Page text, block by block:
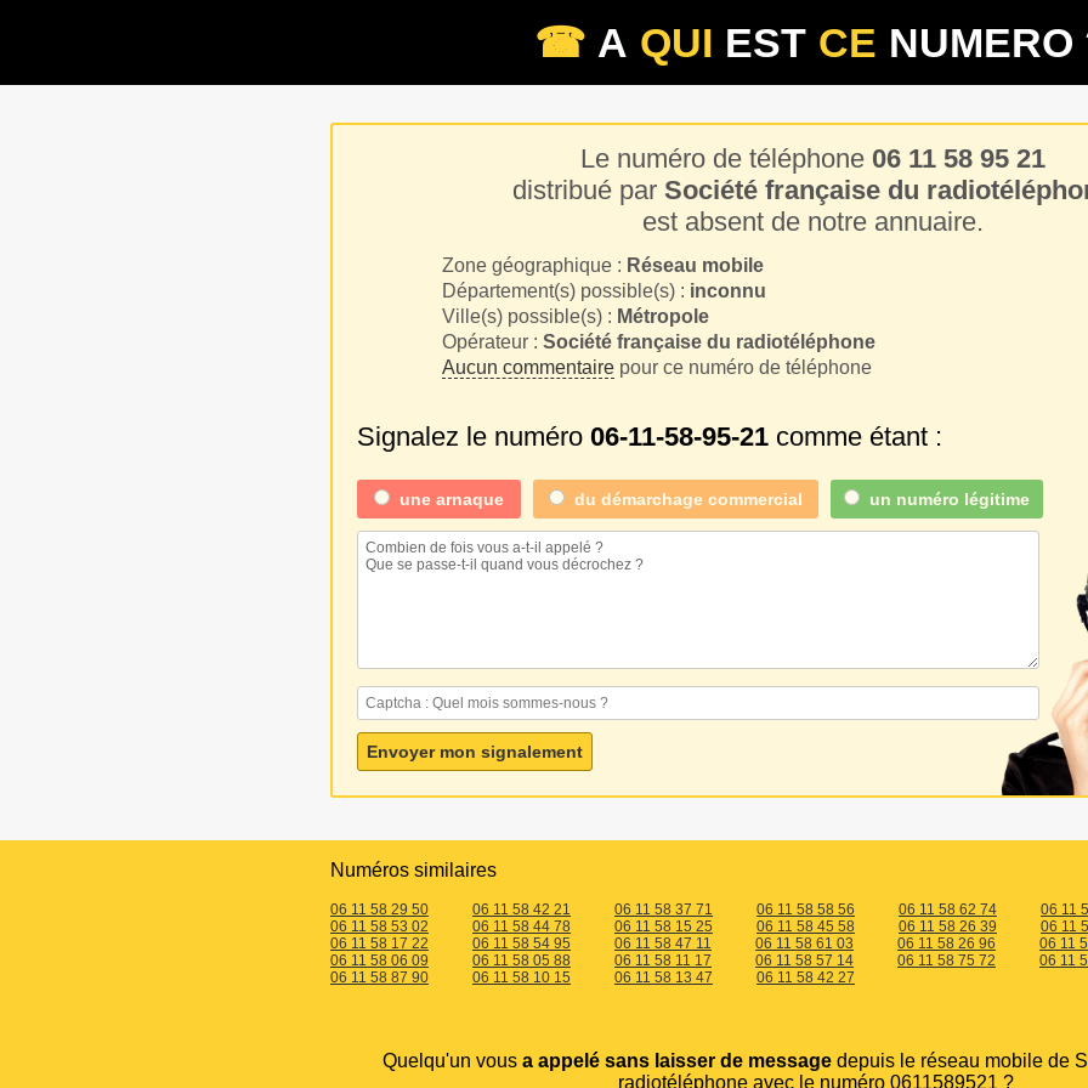
☎ A QUI EST CE NUMERO
Le numéro de téléphone 06 11 58 95 21
distribué par Société française du
est absent de notre annuaire.
Zone géographique : Réseau mobile
Département(s) possible(s) : inconnu
Ville(s) possible(s) : Métropole
Opérateur : Société française du radiotéléphone
Aucun commentairepour ce numéro de téléphone
Signalez le numéro 06-11-58-95-21 comme étant :
une arnaque du démarchage commercial un numéro légitime
Numéros similaires
06 11 58 29 50 06 11 58 42 21 06 11 58 37 71 06 11 58 58 56 06 11 58 62 74
06 11
06 11 58 53 02
06 11 58 44 78 06 11 58 15 25 06 11 58 45 58 06 11 58 26 39
06 11
06 11 58 17 22
06 11 58 54 95 06 11 58 47 11 06 11 58 61 03 06 11 58 26 96
06 11
06 11 58 06 09
06 11 58 05 88 06 11 58 11 17 06 11 58 57 14 06 11 58 75 72
06 11
06 11 58 87 90
06 11 58 10 15 06 11 58 13 47 06 11 58 42 27
Quelqu'un vous a appelé sans laisser de messagedepuis le réseau mobile de
radiotéléphone avec le numéro 0611589521 ?